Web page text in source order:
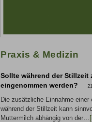
Praxis & Medizin
Sollte während der Stillzeit
eingenommen werden?
Die zusätzliche Einnahme einer
während der Stillzeit kann
Muttermilch abhängig von der…